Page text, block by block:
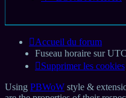
Accueil du forum
Fuseau horaire sur
Supprimer les cookies
Using PBWoW style &